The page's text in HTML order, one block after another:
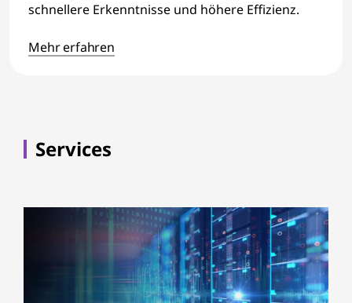
schnellere Erkenntnisse und höhere Effizienz.
Mehr erfahren
Services